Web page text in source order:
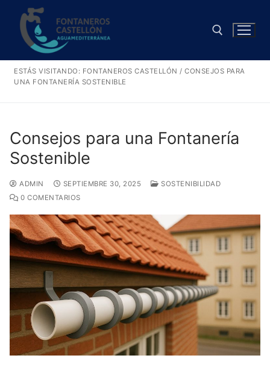
contenido
ESTÁS VISITANDO: FONTANEROS CASTELLÓN /CONSEJOS PARA
UNA FONTANERÍA SOSTENIBLE
Consejos para una Fontanería
Sostenible
ADMIN SEPTIEMBRE 30, 2025
SOSTENIBILIDAD
0 COMENTARIOS